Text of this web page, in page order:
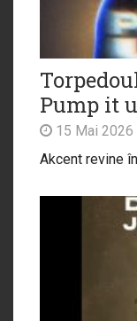
Pump it
15 Mai 2026
Akcent revine